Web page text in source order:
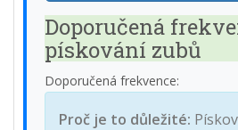
Doporučená
pískování zubů
Doporučená frekvence:
Proč je to důležité: